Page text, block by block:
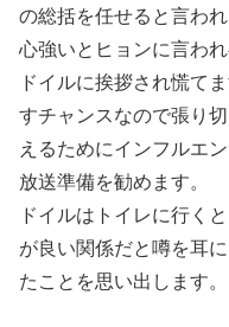
の総括を任せると言われ
心強いとヒョンに言わ
ドイルに挨拶され慌て
すチャンスなので張り
えるためにインフルエ
放送準備を勧めます。
ドイルはトイレに行く
が良い関係だと噂を耳
たことを思い出します。